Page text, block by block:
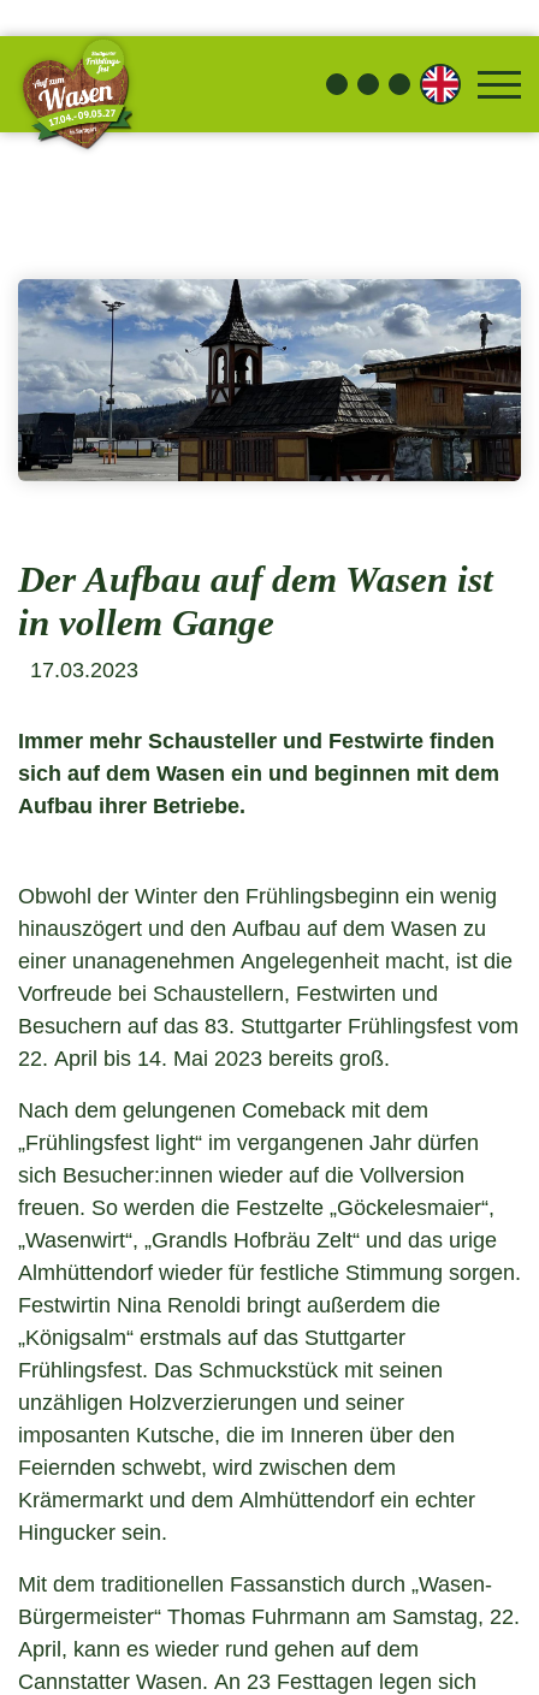
Der Aufbau auf dem Wasen ist
in vollem Gange
17.03.2023
Immer mehr Schausteller und Festwirte finden
sich auf dem Wasen ein und beginnen mit dem
Aufbau ihrer Betriebe.
Obwohl der Winter den Frühlingsbeginn ein wenig
hinauszögert und den Aufbau auf dem Wasen zu
einer unanagenehmen Angelegenheit macht, ist die
Vorfreude bei Schaustellern, Festwirten und
Besuchern auf das 83. Stuttgarter Frühlingsfest vom
22. April bis 14. Mai 2023 bereits groß.
Nach dem gelungenen Comeback mit dem
„Frühlingsfest light“ im vergangenen Jahr dürfen
sich Besucher:innen wieder auf die Vollversion
freuen. So werden die Festzelte „Göckelesmaier“,
„Wasenwirt“, „Grandls Hofbräu Zelt“ und das urige
Almhüttendorf wieder für festliche Stimmung sorgen.
Festwirtin Nina Renoldi bringt außerdem die
„Königsalm“ erstmals auf das Stuttgarter
Frühlingsfest. Das Schmuckstück mit seinen
unzähligen Holzverzierungen und seiner
imposanten Kutsche, die im Inneren über den
Feiernden schwebt, wird zwischen dem
Krämermarkt und dem Almhüttendorf ein echter
Hingucker sein.
Mit dem traditionellen Fassanstich durch „Wasen-
Bürgermeister“ Thomas Fuhrmann am Samstag, 22.
April, kann es wieder rund gehen auf dem
Cannstatter Wasen. An 23 Festtagen legen sich